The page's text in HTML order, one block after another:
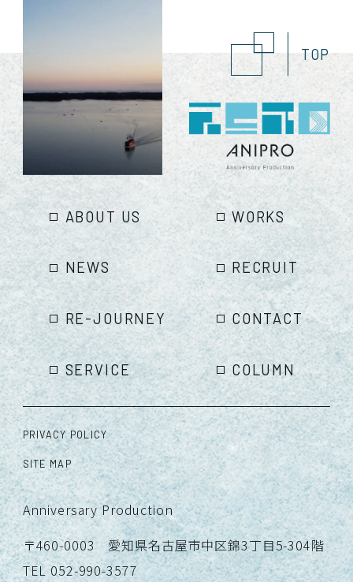
TOP
ABOUT US
NEWS
RE-JOURNEY
SERVICE
WORKS
RECRUIT
CONTACT
COLUMN
PRIVACY POLICY
SITE MAP
Anniversary Production
〒460-0003 愛知県名古屋市中区錦3丁目5-304階
TEL 052-990-3577